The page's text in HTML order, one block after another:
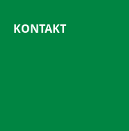
KONTAKT